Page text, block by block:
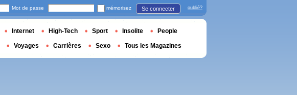
Mot de passe mémorisez Se connecter oublié?
Internet High-Tech Sport Insolite People
Voyages Carrières Sexo Tous les Magazines